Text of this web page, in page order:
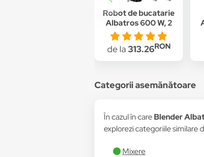
Robot de bucatarie
Albatros 600 W, 2
viteze, pahar 0.7 l, vas
mixare 1.5 l, negru +
tel, lame pentru
razuire / feliere AN
de la313.26RON
Categorii asemănătoare
În cazul în careBlender
explorezi categoriile similare
Mixere